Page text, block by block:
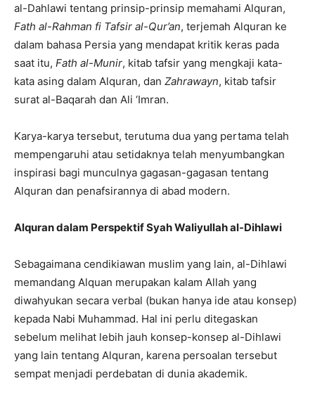
al-Dahlawi tentang prinsip-prinsip memahami Alquran,
Fath al-Rahman fi Tafsir al-Qur’an, terjemah Alquran ke
dalam bahasa Persia yang mendapat kritik keras pada
saat itu, Fath al-Munir, kitab tafsir yang mengkaji kata-
kata asing dalam Alquran, dan Zahrawayn, kitab tafsir
surat al-Baqarah dan Ali ‘Imran.
Karya-karya tersebut, terutuma dua yang pertama telah
mempengaruhi atau setidaknya telah menyumbangkan
inspirasi bagi munculnya gagasan-gagasan tentang
Alquran dan penafsirannya di abad modern.
Alquran dalam Perspektif Syah Waliyullah al-Dihlawi
Sebagaimana cendikiawan muslim yang lain, al-Dihlawi
memandang Alquan merupakan kalam Allah yang
diwahyukan secara verbal (bukan hanya ide atau konsep)
kepada Nabi Muhammad. Hal ini perlu ditegaskan
sebelum melihat lebih jauh konsep-konsep al-Dihlawi
yang lain tentang Alquran, karena persoalan tersebut
sempat menjadi perdebatan di dunia akademik.